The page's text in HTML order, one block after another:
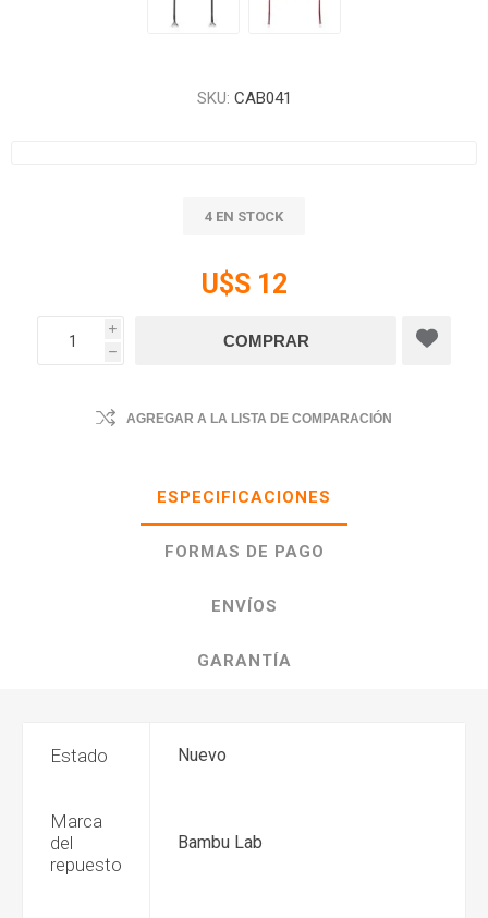
SKU: CAB041
4 EN STOCK
U$S 12
i
h
AGREGAR A LA LISTA DE COMPARACIÓN
ESPECIFICACIONES
FORMAS DE PAGO
ENVÍOS
GARANTÍA
Estado Nuevo
Marca
del
repuesto
Bambu Lab